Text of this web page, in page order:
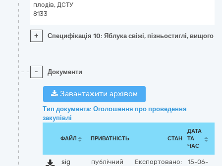
плодів, ДСТУ
8133
+ Специфікація 10: Яблука свіжі, пізньостиглі, вищого
- Документи
Завантажити архівом
Тип документа: Оголошення про проведення
закупівлі
ФАЙЛ ПРИВАТНІСТЬ СТАН
ДАТА
ТА
ЧАС
sig
публічний Експортовано:
15-06-